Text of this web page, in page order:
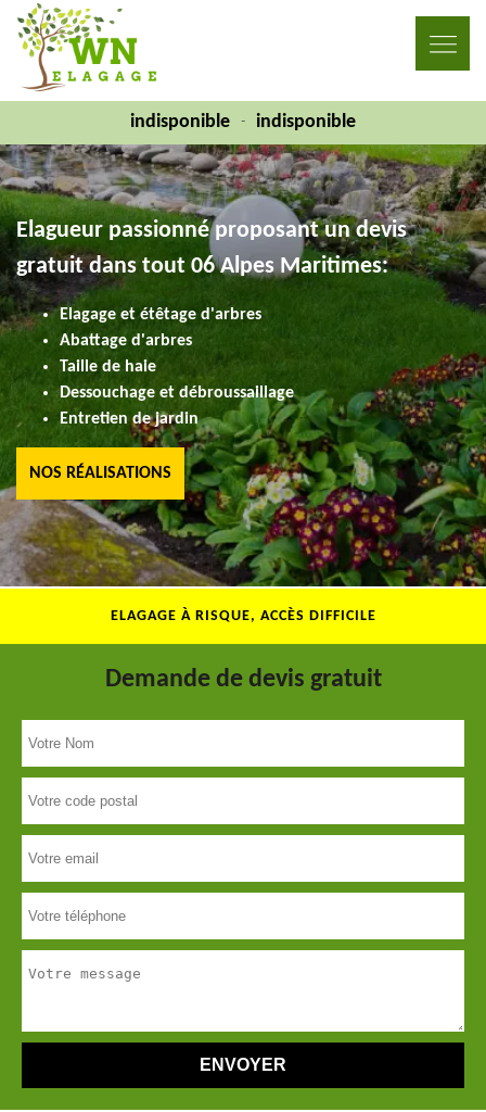
indisponible - indisponible
Elagueur passionné proposant un devis
gratuit dans tout 06 Alpes Maritimes:
Elagage et étêtage d'arbres
Abattage d'arbres
Taille de haie
Dessouchage et débroussaillage
Entretien de jardin
NOS RÉALISATIONS
ELAGAGE À RISQUE, ACCÈS DIFFICILE
Demande de devis gratuit